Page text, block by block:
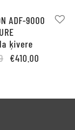
ADF-9000
ķivere
Original
€410.00